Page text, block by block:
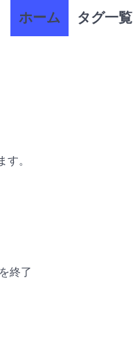
ホーム タグ一覧
。
終了